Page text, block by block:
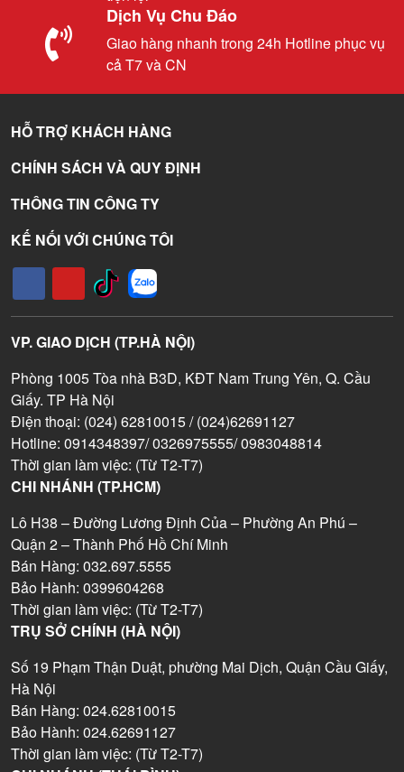
Dịch Vụ Chu Đáo
Giao hàng nhanh trong 24h Hotline phục vụ
cả T7 và CN
HỖ TRỢ KHÁCH HÀNG
CHÍNH SÁCH VÀ QUY ĐỊNH
THÔNG TIN CÔNG TY
KẾ NỐI VỚI CHÚNG TÔI
VP. GIAO DỊCH (TP.HÀ NỘI)
Phòng 1005 Tòa nhà B3D, KĐT Nam Trung Yên, Q. Cầu
Giấy. TP Hà Nội
Điện thoại: (024) 62810015 / (024)62691127
Hotline: 0914348397/ 0326975555/ 0983048814
Thời gian làm việc: (Từ T2-T7)
CHI NHÁNH (TP.HCM)
Lô H38 – Đường Lương Định Của – Phường An Phú –
Quận 2 – Thành Phố Hồ Chí Minh
Bán Hàng: 032.697.5555
Bảo Hành: 0399604268
Thời gian làm việc: (Từ T2-T7)
TRỤ SỞ CHÍNH (HÀ NỘI)
Số 19 Phạm Thận Duật, phường Mai Dịch, Quận Cầu Giấy,
Hà Nội
Bán Hàng: 024.62810015
Bảo Hành: 024.62691127
Thời gian làm việc: (Từ T2-T7)